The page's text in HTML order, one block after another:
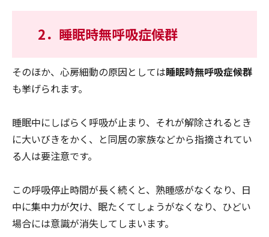
2．睡眠時無呼吸症候群
そのほか、心房細動の原因としては睡眠時無呼吸症候群
も挙げられます。
睡眠中にしばらく呼吸が止まり、それが解除されるとき
に大いびきをかく、と同居の家族などから指摘されてい
る人は要注意です。
この呼吸停止時間が長く続くと、熟睡感がなくなり、日
中に集中力が欠け、眠たくてしょうがなくなり、ひどい
場合には意識が消失してしまいます。